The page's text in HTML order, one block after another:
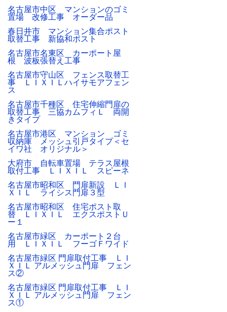
名古屋市中区 マンションのゴミ
置場 改修工事 オーダー品
春日井市 マンション集合ポスト
取替工事 新協和ポスト
名古屋市名東区 カーポート屋
根 波板張替え工事
名古屋市守山区 フェンス取替工
事 ＬＩＸＩＬハイサモアフェン
ス
名古屋市千種区 住宅伸縮門扉の
取替工事 三協カムフィＬ 両開
きタイプ
名古屋市港区 マンション ゴミ
収納庫 メッシュ引戸タイプ＜セ
イワ社 オリジナル＞
大府市 自転車置場 テラス屋根
取付工事 ＬＩＸＩＬ スピーネ
名古屋市昭和区 門扉新設 ＬＩ
ＸＩＬ ライシス門扉３型
名古屋市昭和区 住宅ポスト取
替 ＬＩＸＩＬ エクスポストＵ
ー１
名古屋市緑区 カーポート２台
用 ＬＩＸＩＬ フーゴＦワイド
名古屋市緑区 門扉取付工事 ＬＩ
ＸＩＬ アルメッシュ門扉 フェン
ス②
名古屋市緑区 門扉取付工事 ＬＩ
ＸＩＬ アルメッシュ門扉 フェン
ス①